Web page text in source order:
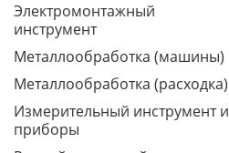
Электромонтажный
инструмент
Металлообработка (машины)
Металлообработка (расходка)
Измерительный инструмент и
приборы